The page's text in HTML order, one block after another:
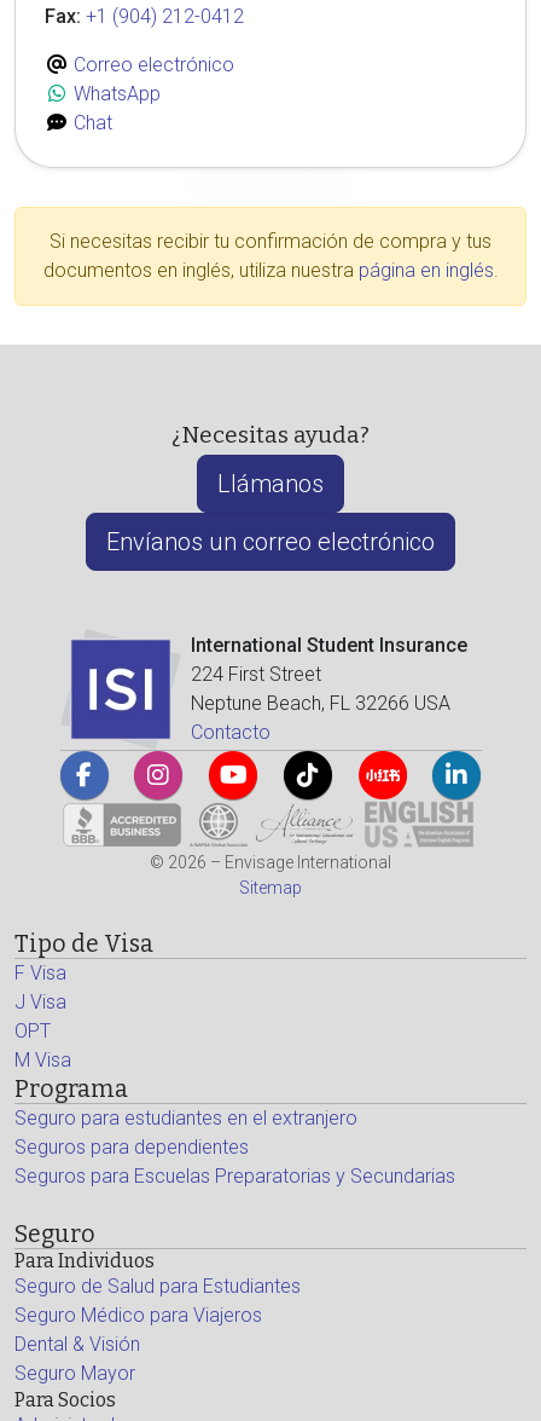
Fax: +1 (904) 212-0412
Correo electrónico
WhatsApp
Chat
Si necesitas recibir tu confirmación de compra y tus
documentos en inglés, utiliza nuestra página en inglés.
¿Necesitas ayuda?
Llámanos
Envíanos un correo electrónico
International Student Insurance
224 First Street
Neptune Beach, FL 32266 USA
Contacto
© 2026 – Envisage International
Sitemap
Tipo de Visa
F Visa
J Visa
OPT
M Visa
Programa
Seguro para estudiantes en el extranjero
Seguros para dependientes
Seguros para Escuelas Preparatorias y Secundarias
Seguro
Para Individuos
Seguro de Salud para Estudiantes
Seguro Médico para Viajeros
Dental & Visión
Seguro Mayor
Para Socios